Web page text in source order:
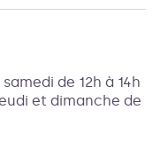
de 12h à 14h
et dimanche de